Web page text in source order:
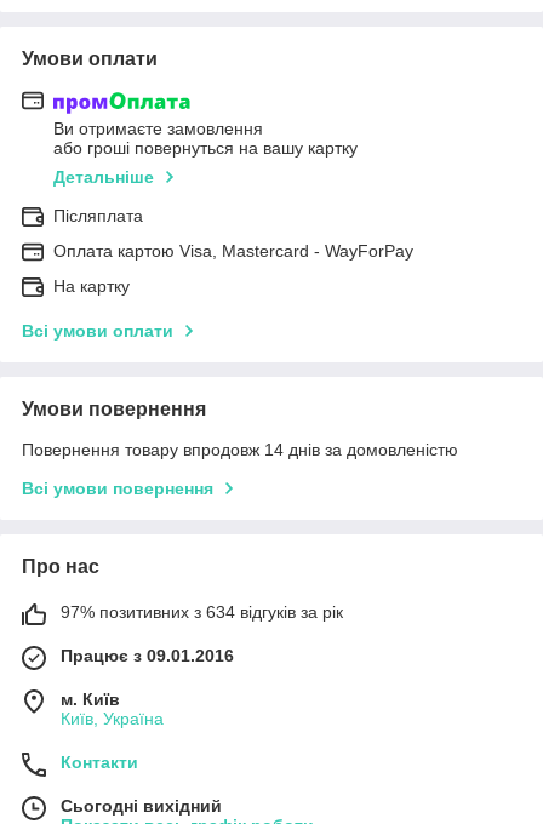
Умови оплати
Ви отримаєте замовлення
або гроші повернуться на вашу картку
Детальніше
Післяплата
Оплата картою Visa, Mastercard - WayForPay
На картку
Всі умови оплати
Умови повернення
Повернення товару впродовж 14 днів за домовленістю
Всі умови повернення
Про нас
97% позитивних з 634 відгуків за рік
Працює з 09.01.2016
м. Київ
Київ, Україна
Контакти
Сьогодні вихідний